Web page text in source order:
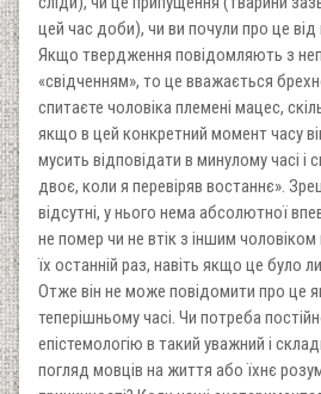
цей час доби), чи ви почули про це
Якщо твердження повідомляють з
«свідченням», то це вважається
спитаєте чоловіка племені мацес,
якщо в цей конкретний момент часу
мусить відповідати в минулому часі
двоє, коли я перевіряв востаннє».
відсутні, у нього нема абсолютної
не помер чи не втік з іншим чоловіком
їх останній раз, навіть якщо це було
Отже він не може повідомити про це
теперішньому часі. Чи потреба
епістемологію в такий уважний і
погляд мовців на життя або їхнє